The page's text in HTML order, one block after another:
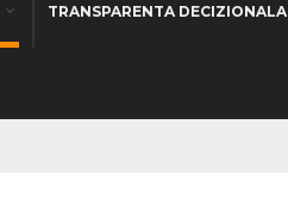
TRANSPARENTA DECIZIONALA